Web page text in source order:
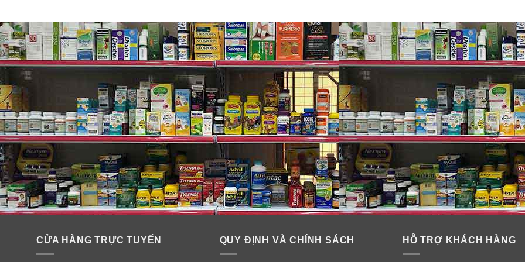
Những người thiếu vitamin C hoặc có những biểu hiện của bệnh thiếu vitamin C.
Những người muốn bổ sung vitamin C tăng cường sức đề kháng, khoẻ mạnh.
CỬA HÀNG TRỰC TUYẾN QUY ĐỊNH VÀ CHÍNH SÁCH HỖ TRỢ KHÁCH HÀNG